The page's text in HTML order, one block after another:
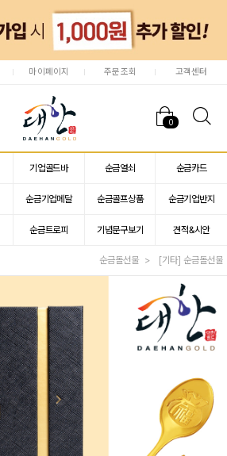
마이페이지 주문조회 고객센터
0
기업골드바 순금열쇠 순금카드
순금기업메달 순금골프상품 순금기업반지
순금트로피 기념문구보기 견적&시안
순금돌선물 [기타] 순금돌선물